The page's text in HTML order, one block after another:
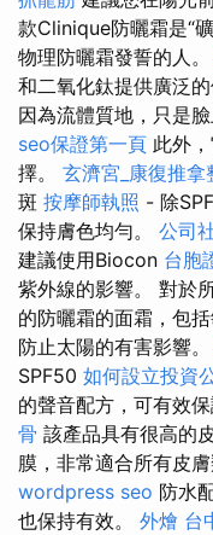
款Clinique防曬霜是“
物理防曬霜發誓的人。
和二氧化鈦提供廣泛的
因為流體質地，只是
seo保證第一頁 此外
擇。 玄濟宮_康復推拿
斑 按摩師執照 - 除
保持膚色均勻。 公司
建議使用Biocon 台胞
紫外線的影響。 對於
的防曬霜的面霜，包
防止太陽的有害影響。
SPF50 如何設立投資
的聲音配方，可有效
骨 該產品具有很高的
膜，非常適合所有皮
wordpress seo 防水
也保持有效。 外燴 台